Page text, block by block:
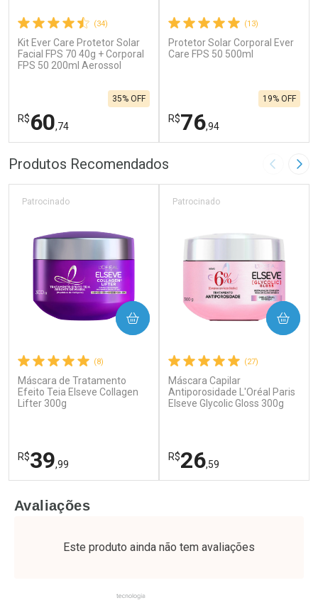
(34)
Kit Ever Care Protetor Solar
Facial FPS 70 40g + Corporal
FPS 50 200ml Aerossol
R$60,74
35% OFF
FECHAR
Laboratório
Ativar Desconto
FECHAR
Por Menos
Comprar sem Desconto
(13)
Protetor Solar Corporal Ever
Care FPS 50 500ml
R$76,94
19% OFF
Laboratório
Ativar Desconto
Por Menos
Comprar sem Desconto
Produtos Recomendados Imagem
(8)
Máscara de Tratamento
Efeito Teia Elseve Collagen
Lifter 300g
Patrocinado
R$39,99
COMPRAR
Laboratório
Por Menos
(27)
Máscara Capilar
Antiporosidade L'Oréal Paris
Elseve Glycolic Gloss 300g
Patrocinado
R$26,59
COMPRAR
Laboratório
Por Menos
Avaliações
Este produto ainda não tem avaliações